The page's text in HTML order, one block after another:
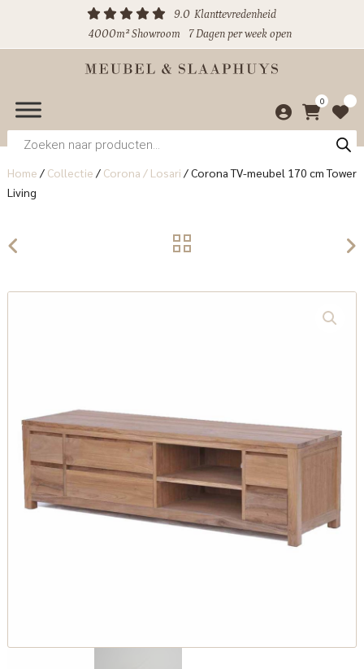
9.0 Klanttevredenheid
4000m² Showroom
7 Dagen per week open
0
Producten
zoeken
Home / Collectie / Corona / Losari /Corona TV-meubel 170 cm Tower
Living